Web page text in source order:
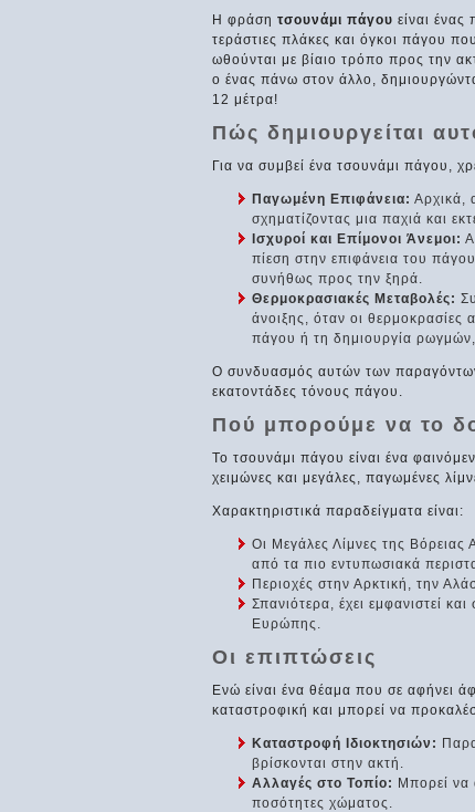
Η φράση τσουνάμι πάγου είναι
τεράστιες πλάκες και όγκοι πάγου
ωθούνται με βίαιο τρόπο προς την
ο ένας πάνω στον άλλο,
12 μέτρα!
Πώς δημιουργείται
Για να συμβεί ένα τσουνάμι πάγου,
Παγωμένη Επιφάνεια: Αρχικά,
σχηματίζοντας μια παχιά και
Ισχυροί και Επίμονοι Άνεμοι:
πίεση στην επιφάνεια του
συνήθως προς την ξηρά.
Θερμοκρασιακές Μεταβολές:
άνοιξης, όταν οι θερμοκρασίες
πάγου ή τη δημιουργία
Ο συνδυασμός αυτών των
εκατοντάδες τόνους πάγου.
Πού μπορούμε να το
Το τσουνάμι πάγου είναι ένα
χειμώνες και μεγάλες, παγωμένες
Χαρακτηριστικά παραδείγματα είναι:
Οι Μεγάλες Λίμνες της
από τα πιο εντυπωσιακά
Περιοχές στην Αρκτική, την
Σπανιότερα, έχει εμφανιστεί
Ευρώπης.
Οι επιπτώσεις
Ενώ είναι ένα θέαμα που σε αφήνει
καταστροφική και μπορεί να
Καταστροφή Ιδιοκτησιών:
βρίσκονται στην ακτή.
Αλλαγές στο Τοπίο: Μπορεί να
ποσότητες χώματος.